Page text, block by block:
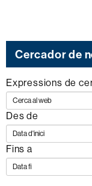
Cercador de
Expressions de
Des de
Fins a